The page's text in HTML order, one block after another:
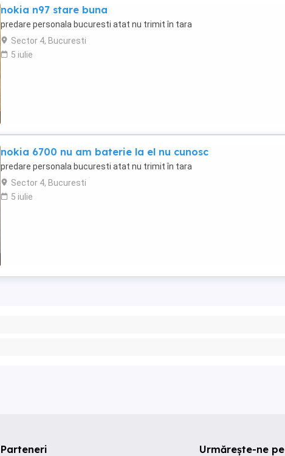
nokia n97 stare buna
predare personala bucuresti atat nu trimit în tara
Sector 4, Bucuresti
5 iulie
nokia 6700 nu am baterie la el nu cunosc
predare personala bucuresti atat nu trimit în tara
Sector 4, Bucuresti
5 iulie
Urmărește-ne pe
Parteneri